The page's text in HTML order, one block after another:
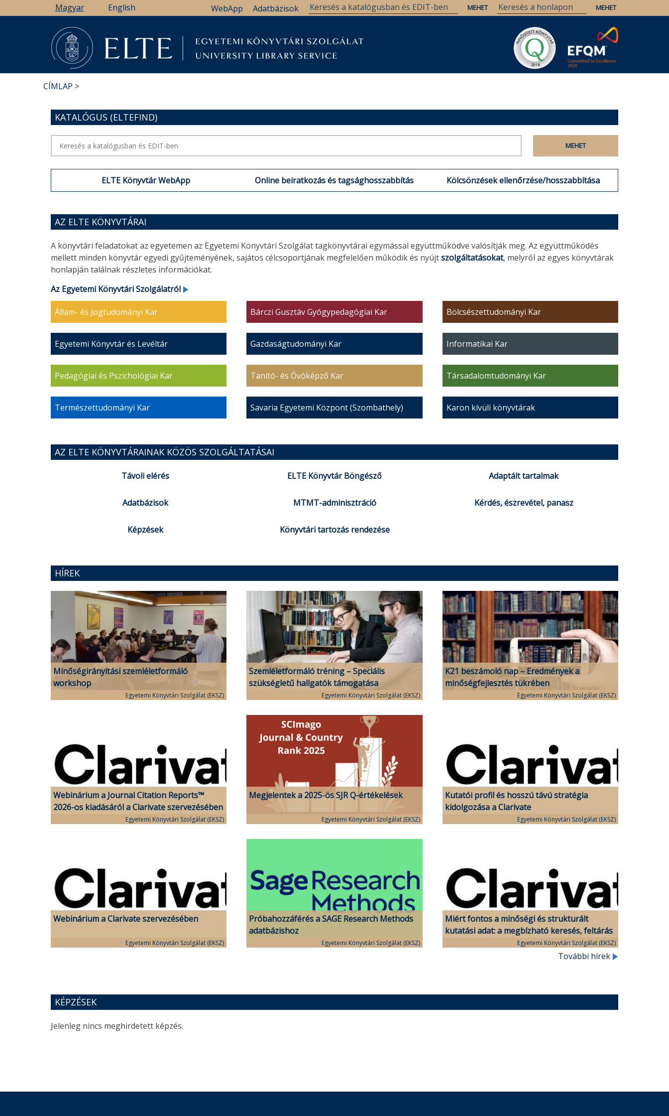
a
Magyar English Adatbázisok
WebApp
CÍMLAP
KATALÓGUS (ELTEFIND)
ELTE Könyvtár WebApp Online beiratkozás és tagsághosszabbítás Kölcsönzések ellenőrzése/hosszabbítása
AZ ELTE KÖNYVTÁRAI
A könyvtári feladatokat az egyetemen az Egyetemi Könyvtári Szolgálat tagkönyvtárai egymással együttműködve valósítják meg. Az együttműködés
mellett minden könyvtár egyedi gyűjteményének, sajátos célcsoportjának megfelelően működik és nyújtszolgáltatásokat, melyről az egyes könyvtárak
honlapján találnak részletes információkat.
Az Egyetemi Könyvtári Szolgálatról
Állam- és Jogtudományi Kar Bárczi Gusztáv Gyógypedagógiai Kar Bölcsészettudományi Kar
Egyetemi Könyvtár és Levéltár Gazdaságtudományi Kar Informatikai Kar
Pedagógiai és Pszichológiai Kar Tanító- és Óvóképző Kar Társadalomtudományi Kar
Természettudományi Kar Savaria Egyetemi Központ (Szombathely) Karon kívüli könyvtárak
AZ ELTE KÖNYVTÁRAINAK KÖZÖS SZOLGÁLTATÁSAI
Távoli elérés ELTE Könyvtár Böngésző Adaptált tartalmak
Adatbázisok MTMT-adminisztráció Kérdés, észrevétel, panasz
Képzések Könyvtári tartozás rendezése
HÍREK
Minőségirányítási szemléletformáló
workshop
Egyetemi Könyvtári Szolgálat (EKSZ)
Szemléletformáló tréning – Speciális
szükségletű hallgatók támogatása
Egyetemi Könyvtári Szolgálat (EKSZ)
K21 beszámoló nap – Eredmények a
minőségfejlesztés tükrében
Egyetemi Könyvtári Szolgálat (EKSZ)
Webinárium a Journal Citation Reports™
2026-os kiadásáról a Clarivate szervezésében
Egyetemi Könyvtári Szolgálat (EKSZ)
Megjelentek a 2025-ös SJR Q-értékelések
Egyetemi Könyvtári Szolgálat (EKSZ)
Kutatói profil és hosszú távú stratégia
kidolgozása a Clarivate
webináirumsorozatának záróalkalmán
Egyetemi Könyvtári Szolgálat (EKSZ)
Webinárium a Clarivate szervezésében
Egyetemi Könyvtári Szolgálat (EKSZ)
Próbahozzáférés a SAGE Research Methods
adatbázishoz
Egyetemi Könyvtári Szolgálat (EKSZ)
Miért fontos a minőségi és strukturált
kutatási adat: a megbízható keresés, feltárás
Egyetemi Könyvtári Szolgálat (EKSZ)
További hírek
KÉPZÉSEK
Jelenleg nincs meghirdetett képzés.